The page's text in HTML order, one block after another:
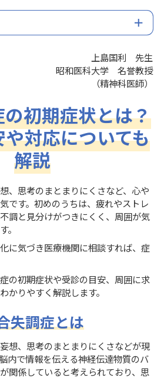
上島国利 先生
昭和医科大学 名誉教授
（精神科医師）
初期症状とは？
や対応についても
解説
、思考のまとまりにくさなど、心や
です。初めのうちは、疲れやストレ
調と見分けがつきにくく、周囲が気
。
に気づき医療機関に相談すれば、症
の初期症状や受診の目安、周囲に求
かりやすく解説します。
失調症とは
想、思考のまとまりにくさなどが現
内で情報を伝える神経伝達物質のバ
関係していると考えられており、思